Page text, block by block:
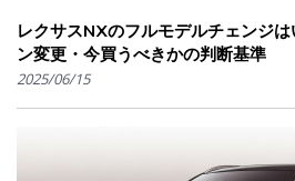
レクサスNXのフルモデルチェンジ
ン変更・今買うべきかの判断基準
2025/06/15